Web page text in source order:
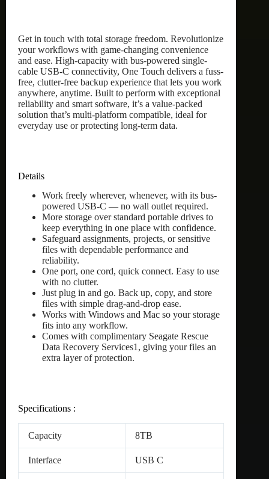
Get in touch with total storage freedom. Revolutionize
your workflows with game-changing convenience
and ease. High-capacity with bus-powered single-
cable USB-C connectivity, One Touch delivers a fuss-
free, clutter-free backup experience that lets you work
anywhere, anytime. Built to perform with exceptional
reliability and smart software, it’s a value-packed
solution that’s multi-platform compatible, ideal for
everyday use or protecting long-term data.
Details
Work freely wherever, whenever, with its bus-
powered USB-C — no wall outlet required.
More storage over standard portable drives to
keep everything in one place with confidence.
Safeguard assignments, projects, or sensitive
files with dependable performance and
reliability.
One port, one cord, quick connect. Easy to use
with no clutter.
Just plug in and go. Back up, copy, and store
files with simple drag-and-drop ease.
Works with Windows and Mac so your storage
fits into any workflow.
Comes with complimentary Seagate Rescue
Data Recovery Services1, giving your files an
extra layer of protection.
Specifications :
Capacity 8TB
Interface USB C